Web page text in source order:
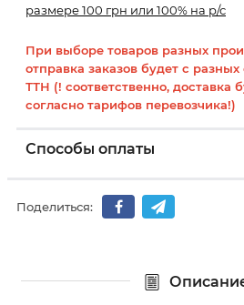
размере 100 грн или 100% на р/с
При выборе товаров разных
отправка заказов будет с
ТТН (! соответственно, доставка
согласно тарифов перевозчика!)
Способы оплаты
Поделиться: